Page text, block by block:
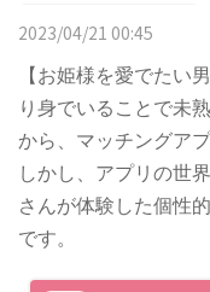
2023/04/21 00:45
【お姫様を愛でたい
り身でいることで未
から、マッチングア
しかし、アプリの世
さんが体験した個性
です。